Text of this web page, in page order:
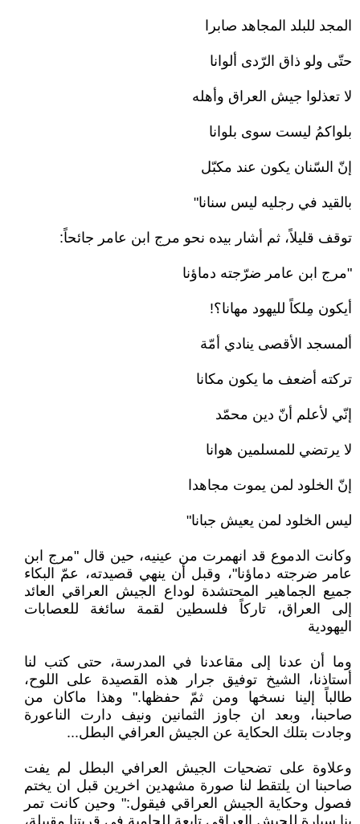
المجد للبلد المجاهد صابرا
حتّى ولو ذاق الرّدى ألوانا
لا تعذلوا جيش العراق وأهله
بلواكمُ ليست سوى بلوانا
إنّ السّنان يكون عند مكبّل
بالقيد في رجليه ليس سنانا"
توقف قليلاً، ثم أشار بيده نحو مرج ابن عامر جائحاً:
"مرج ابن عامر ضرّجته دماؤنا
أيكون مِلكاً لليهود مهانا؟!
ألمسجد الأقصى ينادي أمّة
تركته أضعف ما يكون مكانا
إنّي لأعلم أنّ دين محمّد
لا يرتضي للمسلمين هوانا
إنّ الخلود لمن يموت مجاهدا
ليس الخلود لمن يعيش جبانا"
وكانت الدموع قد انهمرت من عينيه، حين قال "مرج ابن
عامر ضرجته دماؤنا"، وقبل أن ينهي قصيدته، عمّ البكاء
جميع الجماهير المحتشدة لوداع الجيش العراقي العائد
إلى العراق، تاركاً فلسطين لقمة سائغة للعصابات
اليهودية
وما أن عدنا إلى مقاعدنا في المدرسة، حتى كتب لنا
أستاذنا، الشيخ توفيق جرار هذه القصيدة على اللوح،
طالباً إلينا نسخها ومن ثمّ حفظها." وهذا ماكان من
صاحبنا، وبعد ان جاوز الثمانين ونيف دارت الناعورة
وجادت بتلك الحكاية عن الجيش العرافي البطل...
وعلاوة على تضحيات الجيش العرافي البطل لم يفت
صاحبنا ان يلتقط لنا صورة مشهدين اخرين قبل ان يختم
فصول وحكاية الجيش العراقي فيقول:" وحين كانت تمر